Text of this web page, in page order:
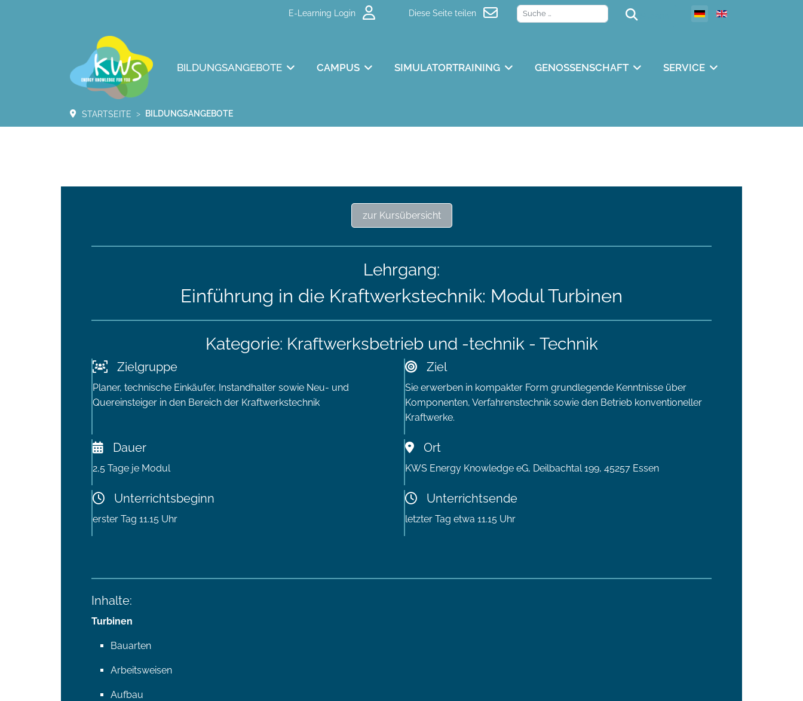
E-Learning Login Diese Seite teilen Suchen
BILDUNGSANGEBOTE CAMPUS SIMULATORTRAINING GENOSSENSCHAFT SERVICE
STARTSEITE BILDUNGSANGEBOTE
zur Kursübersicht
Lehrgang:
Einführung in die Kraftwerkstechnik: Modul Turbinen
Kategorie: Kraftwerksbetrieb und -technik - Technik
Zielgruppe
Planer, technische Einkäufer, Instandhalter sowie Neu- und
Quereinsteiger in den Bereich der Kraftwerkstechnik
Ziel
Sie erwerben in kompakter Form grundlegende Kenntnisse über
Komponenten, Verfahrenstechnik sowie den Betrieb konventioneller
Kraftwerke.
Dauer
2,5 Tage je Modul
Ort
KWS Energy Knowledge eG, Deilbachtal 199, 45257 Essen
Unterrichtsbeginn
erster Tag 11.15 Uhr
Unterrichtsende
letzter Tag etwa 11.15 Uhr
Inhalte:
Turbinen
Bauarten
Arbeitsweisen
Aufbau